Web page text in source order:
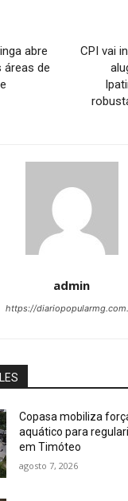
abre
áreas de
CPI vai
admin
https://
Copasa mobiliza
aquático para
em Timóteo
agosto 7, 2026